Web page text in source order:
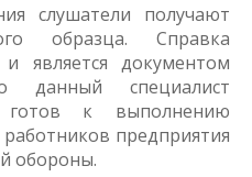
слушатели получают
образца. Справка
является документом
данный специалист
к выполнению
предприятия
обороны.